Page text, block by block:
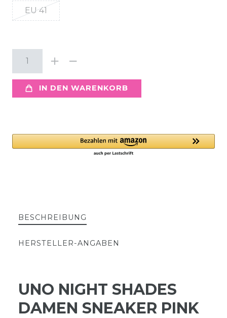
EU 41
IN DEN WARENKORB
BESCHREIBUNG
HERSTELLER-ANGABEN
UNO NIGHT SHADES
DAMEN SNEAKER PINK